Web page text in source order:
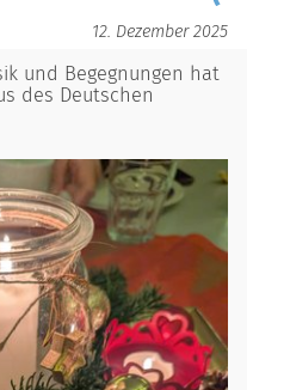
12. Dezember 2025
und Begegnungen hat
des Deutschen